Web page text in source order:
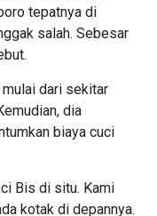
tepatnya di
salah. Sebesar
dari sekitar
dia
biaya cuci
Bis di situ. Kami
kotak di depannya.